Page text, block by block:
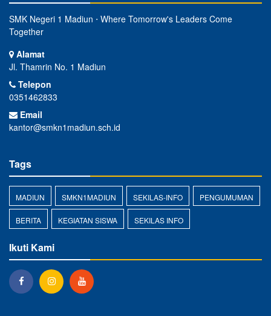
SMK Negeri 1 Madiun ⋅ Where Tomorrow's Leaders Come
Together
Alamat
Jl. Thamrin No. 1 Madiun
Telepon
0351462833
Email
kantor@smkn1madiun.sch.id
Tags
MADIUN SMKN1MADIUN SEKILAS-INFO PENGUMUMAN
BERITA KEGIATAN SISWA SEKILAS INFO
Ikuti Kami